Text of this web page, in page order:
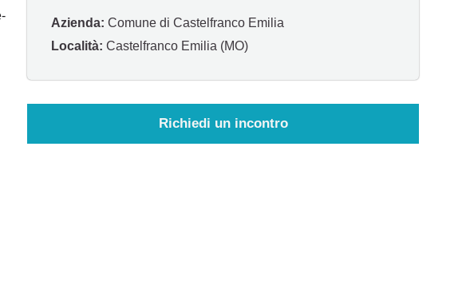
Azienda: Comune di Castelfranco Emilia
Località: Castelfranco Emilia (MO)
Richiedi un incontro